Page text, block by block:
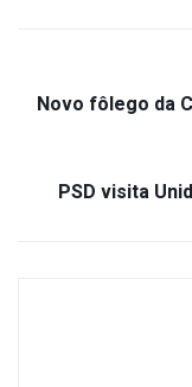
Novo fôlego da
PSD visita